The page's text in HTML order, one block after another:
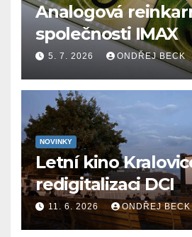
Analogová
společnosti IMAX
5. 7. 2026 ONDŘEJ BECK
NOVINKY
Letní kino
redigitalizaci DCI
11. 6. 2026 ONDŘEJ